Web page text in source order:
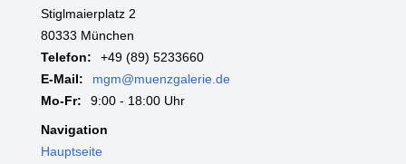
Stiglmaierplatz 2
80333 München
Telefon:
+49 (89) 5233660
E-Mail:
mgm@muenzgalerie.de
Mo-Fr:
9:00 - 18:00 Uhr
Navigation
Hauptseite